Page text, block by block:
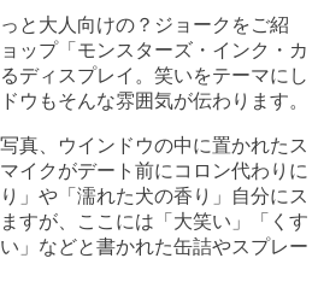
と大人向けの？ジョークをご紹
ップ「モンスターズ・インク・カ
ディスプレイ。笑いをテーマにし
ウもそんな雰囲気が伝わります。
真、ウインドウの中に置かれたス
イクがデート前にコロン代わりに
」や「濡れた犬の香り」自分にス
すが、ここには「大笑い」「くす
」などと書かれた缶詰やスプレー